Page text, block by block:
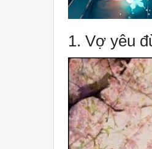
1. Vợ yêu